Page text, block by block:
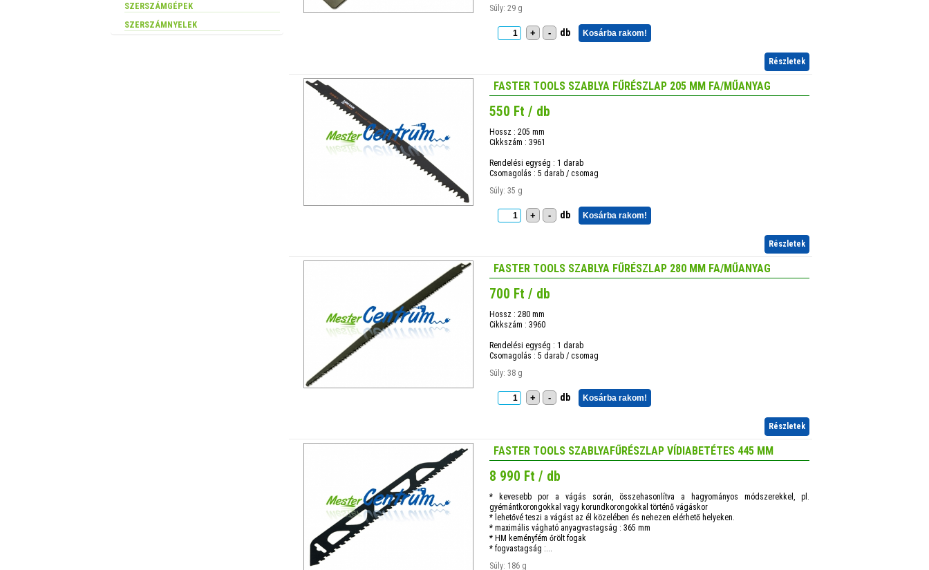
SZERSZÁMGÉPEK
SZERSZÁMNYELEK
Súly: 29 g
+ - db Kosárba rakom!
Részletek
FASTER TOOLS SZABLYA FŰRÉSZLAP 205 MM FA/MŰANYAG
550 Ft / db
Hossz : 205 mm
Cikkszám : 3961
Rendelési egység : 1 darab
Csomagolás : 5 darab / csomag
Súly: 35 g
+ - db Kosárba rakom!
Részletek
FASTER TOOLS SZABLYA FŰRÉSZLAP 280 MM FA/MŰANYAG
700 Ft / db
Hossz : 280 mm
Cikkszám : 3960
Rendelési egység : 1 darab
Csomagolás : 5 darab / csomag
Súly: 38 g
+ - db Kosárba rakom!
Részletek
FASTER TOOLS SZABLYAFŰRÉSZLAP VÍDIABETÉTES 445 MM
8 990 Ft / db
* kevesebb por a vágás során, összehasonlítva a hagyományos módszerekkel, pl.
gyémántkorongokkal vagy korundkorongokkal történő vágáskor
* lehetővé teszi a vágást az él közelében és nehezen elérhető helyeken.
* maximális vágható anyagvastagság : 365 mm
* HM keményfém őrölt fogak
* fogvastagság :...
Súly: 186 g